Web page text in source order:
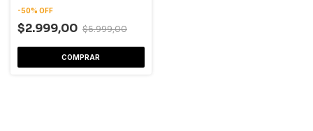
-50% OFF
$2.999,00 $5.999,00
COMPRAR